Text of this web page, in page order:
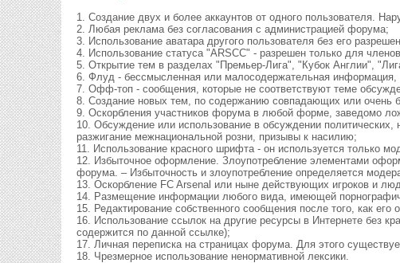
1. Создание двух и более аккаунтов от одного пользователя.
2. Любая реклама без согласования с администрацией форума;
3. Использование аватара другого пользователя без его
4. Использование статуса "ARSCC" - разрешен только для
5. Открытие тем в разделах "Премьер-Лига", "Кубок Англии",
6. Флуд - бессмысленная или малосодержательная информация,
7. Офф-топ - сообщения, которые не соответствуют теме
8. Создание новых тем, по содержанию совпадающих или очень
9. Оскорбления участников форума в любой форме, заведомо
10. Обсуждение или использование в обсуждении
разжигание межнациональной розни, призывы к насилию;
11. Использование красного шрифта - он используется только
12. Избыточное оформление. Злоупотребление элементами
форума. – Избыточность и злоупотребление определяется
13. Оскорбление FC Arsenal или ныне действующих игроков и
14. Размещение информации любого вида, имеющей
15. Редактирование собственного сообщения после того, как
16. Использование ссылок на другие ресурсы в Интернете без
содержится по данной ссылке);
17. Личная переписка на страницах форума. Для этого
18. Чрезмерное использование ненормативной лексики.